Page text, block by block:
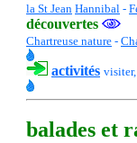
la St Jean Hannibal -
découvertes
Chartreuse nature -
activités
balades et